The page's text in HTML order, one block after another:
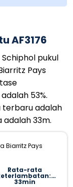
AF3176
pukul
Pays
53%.
terbaru adalah
33m.
Biarritz Pays
Rata-rata
33min